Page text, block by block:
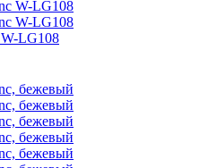
LG108